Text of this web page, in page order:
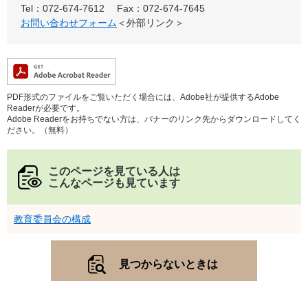
Tel：072-674-7612
Fax：072-674-7645
お問い合わせフォーム ＜外部リンク＞
PDF形式のファイルをご覧いただく場合には、Adobe社が提供するAdobe
Readerが必要です。
Adobe Readerをお持ちでない方は、バナーのリンク先からダウンロードしてく
ださい。（無料）
このページを見ている人は
こんなページも見ています
教育委員会の構成
見つからないときは